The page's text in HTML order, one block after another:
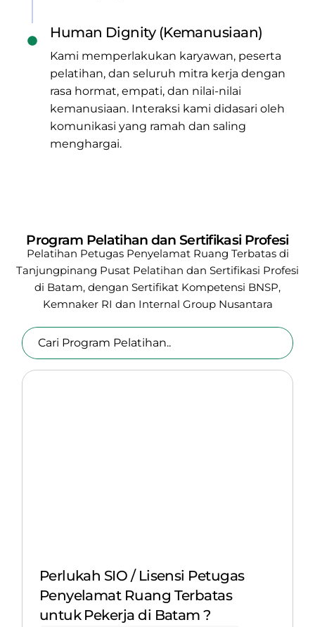
Human Dignity (Kemanusiaan)
Kami memperlakukan karyawan, peserta
pelatihan, dan seluruh mitra kerja dengan
rasa hormat, empati, dan nilai-nilai
kemanusiaan. Interaksi kami didasari oleh
komunikasi yang ramah dan saling
menghargai.
Program Pelatihan dan Sertifikasi Profesi
Pelatihan Petugas Penyelamat Ruang Terbatas di
Tanjungpinang Pusat Pelatihan dan Sertifikasi Profesi
di Batam, dengan Sertifikat Kompetensi BNSP,
Kemnaker RI dan Internal Group Nusantara
Perlukah SIO / Lisensi Petugas
Penyelamat Ruang Terbatas
untuk Pekerja di Batam ?